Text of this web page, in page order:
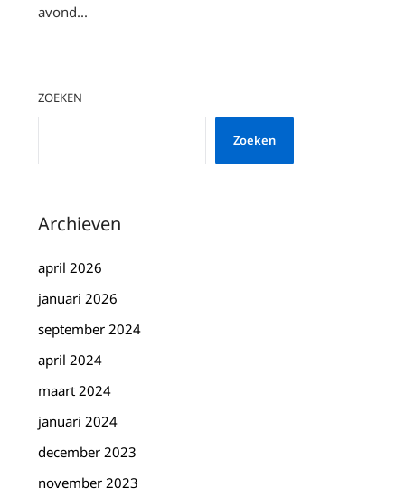
avond...
ZOEKEN
Zoeken
Archieven
april 2026
januari 2026
september 2024
april 2024
maart 2024
januari 2024
december 2023
november 2023